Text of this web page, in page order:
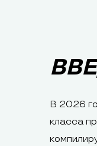
В 2026
класса